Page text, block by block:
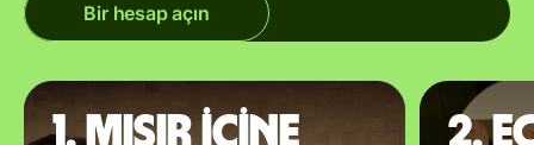
Bir hesap açın
1. Mısır içine
2.